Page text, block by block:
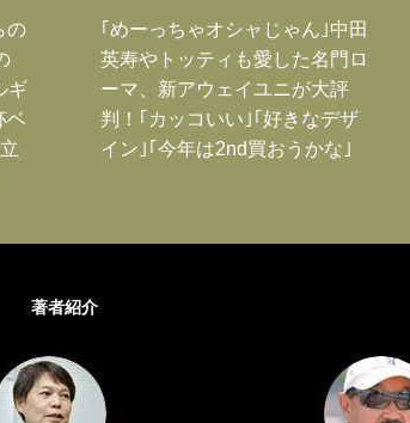
の
ギ
ベ
｢めーっちゃオシャじゃん｣中田
英寿やトッティも愛した名門ロ
ーマ、新アウェイユニが大評
判！｢カッコいい｣｢好きなデザ
イン｣｢今年は2nd買おうかな｣
著者紹介